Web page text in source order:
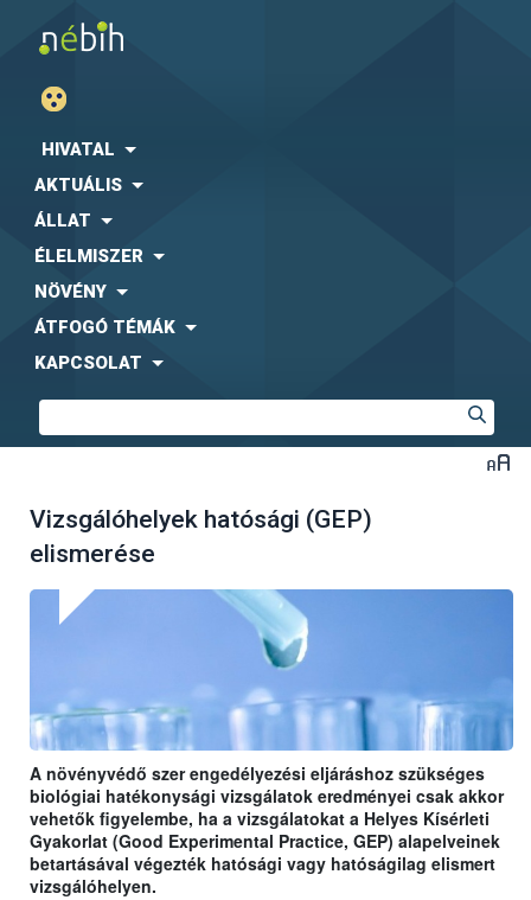
HIVATAL
AKTUÁLIS
ÁLLAT
ÉLELMISZER
NÖVÉNY
ÁTFOGÓ TÉMÁK
KAPCSOLAT
Vizsgálóhelyek hatósági (GEP)
elismerése
A növényvédő szer engedélyezési eljáráshoz szükséges
biológiai hatékonysági vizsgálatok eredményei csak akkor
vehetők figyelembe, ha a vizsgálatokat a Helyes Kísérleti
Gyakorlat (Good Experimental Practice, GEP) alapelveinek
betartásával végezték hatósági vagy hatóságilag elismert
vizsgálóhelyen.